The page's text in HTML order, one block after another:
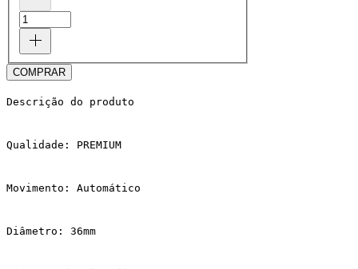
COMPRAR
Descrição do produto
Qualidade: PREMIUM
Movimento: Automático
Diâmetro: 36mm